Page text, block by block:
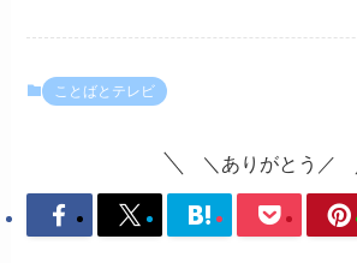
ことばとテレビ
＼ありがとう／